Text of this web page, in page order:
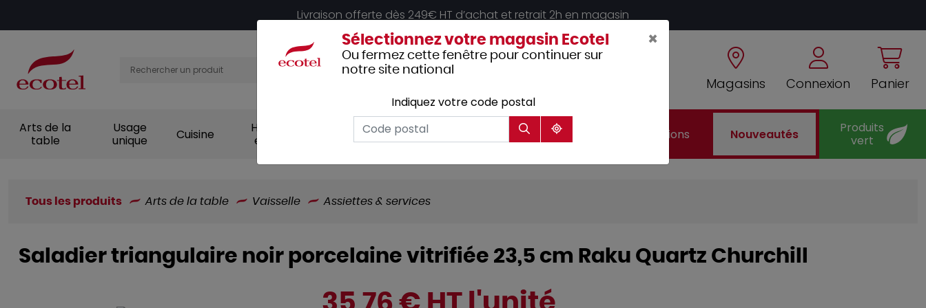
Livraison offerte dès 249€ HT d’achat et retrait 2h en magasin
Magasins Connexion Panier
Arts de la
table
Usage
unique
Cuisine
Hygiène et
entretien
Vêtements
professionnels
Hôtellerie Mobilier Promotions Nouveautés
Produits
vert
Tous les produits Arts de la table Vaisselle Assiettes & services
Saladier triangulaire noir porcelaine vitrifiée 23,5 cm Raku Quartz Churchill
×
Sélectionnez votre magasin Ecotel
Ou fermez cette fenêtre pour continuer sur
notre site national
Indiquez votre code postal